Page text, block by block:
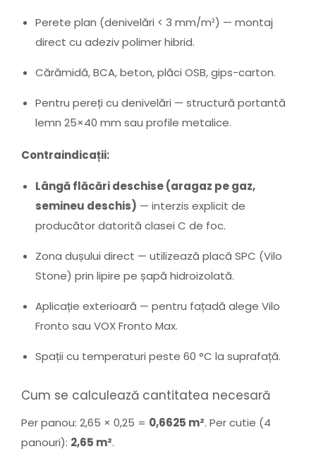
Perete plan (denivelări < 3 mm/m²) — montaj
direct cu adeziv polimer hibrid.
Cărămidă, BCA, beton, plăci OSB, gips-carton.
Pentru pereți cu denivelări — structură portantă
lemn 25×40 mm sau profile metalice.
Contraindicații:
Lângă flăcări deschise (aragaz pe gaz,
semineu deschis) — interzis explicit de
producător datorită clasei C de foc.
Zona dușului direct — utilizează placă SPC (Vilo
Stone) prin lipire pe șapă hidroizolată.
Aplicație exterioară — pentru fațadă alege Vilo
Fronto sau VOX Fronto Max.
Spații cu temperaturi peste 60 °C la suprafață.
Cum se calculează cantitatea necesară
Per panou: 2,65 × 0,25 = 0,6625 m². Per cutie (4
panouri): 2,65 m².